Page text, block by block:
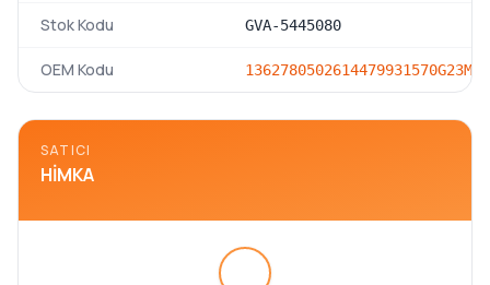
Stok Kodu GVA-5445080
OEM Kodu 1362780502614479931570G2
SATICI
HIMKA